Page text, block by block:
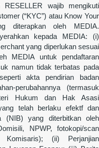
RESELLER wajib mengikuti
(“KYC”) atau Know Your
diterapkan oleh MEDIA.
kepada MEDIA: (i)
yang diperlukan sesuai
MEDIA untuk pendaftaran
namun tidak terbatas pada
akta pendirian badan
perubahannya (termasuk
Hukum dan Hak Asasi
telah berlaku efektf dan
(NIB) yang diterbitkan oleh
NPWP, fotokopi/scan
(ii) Perjanjian